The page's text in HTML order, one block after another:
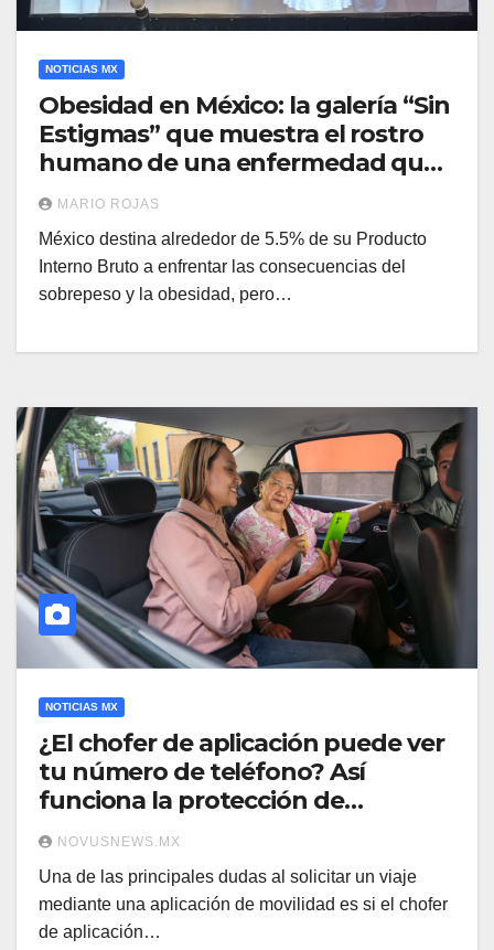
NOTICIAS MX
Obesidad en México: la galería “Sin
Estigmas” que muestra el rostro
humano de una enfermedad que
cuesta 240 mil mdp al año
MARIO ROJAS
México destina alrededor de 5.5% de su Producto
Interno Bruto a enfrentar las consecuencias del
sobrepeso y la obesidad, pero…
NOTICIAS MX
¿El chofer de aplicación puede ver
tu número de teléfono? Así
funciona la protección de
llamadas
NOVUSNEWS.MX
Una de las principales dudas al solicitar un viaje
mediante una aplicación de movilidad es si el chofer
de aplicación…